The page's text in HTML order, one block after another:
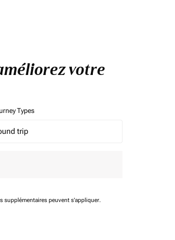
votre
Types
Types option Round trip Selected
trip
supplémentaires peuvent s'appliquer.